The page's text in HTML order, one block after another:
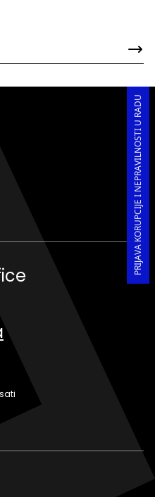
PRIJAVA KORUPCIJE I NEPRAVILNOSTI U RADU